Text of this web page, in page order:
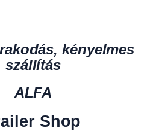
kényelmes
szállítás
ALFA
Shop